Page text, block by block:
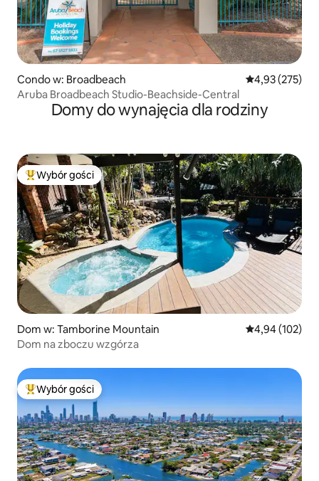
Condo w: Broadbeach Średnia
4,93 (275)
Aruba Broadbeach Studio-Beachside-Central
Domy do wynajęcia dla rodziny
Najpopularniejsze z kategorii Wybór gości
Wybór gości
Dom w: Tamborine Mountain Średnia
4,94 (102)
Dom na zboczu wzgórza
Najpopularniejsze z kategorii Wybór gości
Wybór gości